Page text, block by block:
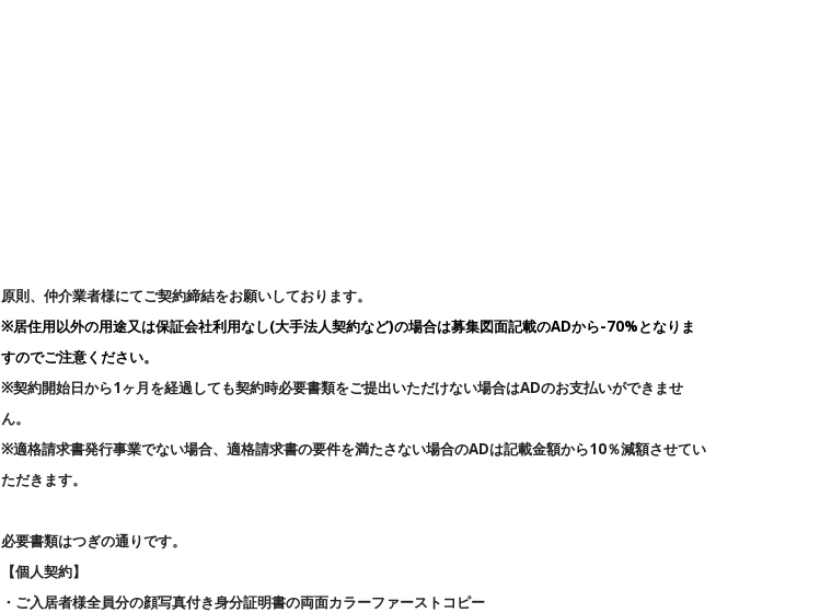
原則、仲介業者様にてご契約締結をお願いしております。
※居住用以外の用途又は保証会社利用なし(大手法人契約など)の場合は募集図面記載のADから-70%となりま
すのでご注意ください。
※契約開始日から1ヶ月を経過しても契約時必要書類をご提出いただけない場合はADのお支払いができませ
ん。
※適格請求書発行事業でない場合、適格請求書の要件を満たさない場合のADは記載金額から10％減額させてい
ただきます。
必要書類はつぎの通りです。
【個人契約】
・ご入居者様全員分の顔写真付き身分証明書の両面カラーファーストコピー